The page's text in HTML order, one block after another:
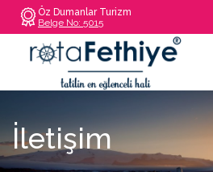
Öz Dumanlar Turizm
Belge No: 5015
İletişim